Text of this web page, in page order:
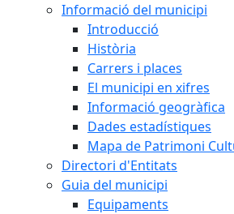
Informació del municipi
Introducció
Història
Carrers i places
El municipi en xifres
Informació geogràfica
Dades estadístiques
Mapa de Patrimoni
Directori d'Entitats
Guia del municipi
Equipaments